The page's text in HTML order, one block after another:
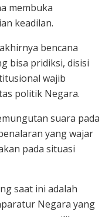
membuka
keadilan.
bencana
bisa pridiksi, disisi
wajib
politik Negara.
suara pada
yang wajar
pada situasi
saat ini adalah
Negara yang